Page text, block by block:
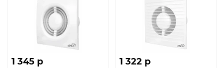
1 345 p 1 322 p